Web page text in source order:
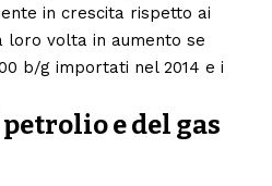
in crescita rispetto ai
loro volta in aumento se
b/g importati nel 2014 e i
e del gas